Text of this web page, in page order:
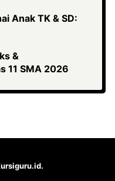
Anak TK & SD:
&
11 SMA 2026